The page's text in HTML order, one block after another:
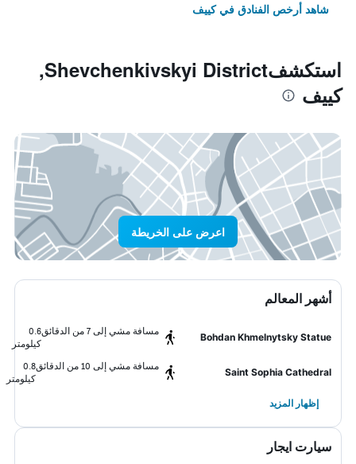
شاهد أرخص الفنادق في كييف
استكشفShevchenkivskyi District,
كييف
اعرض على الخريطة
أشهر المعالم
Bohdan Khmelnytsky Statue
مسافة مشي إلى 7 من الدقائق
0.6
كيلومتر
Saint Sophia Cathedral
مسافة مشي إلى 10 من الدقائق
0.8
كيلومتر
إظهار المزيد
سيارت ايجار